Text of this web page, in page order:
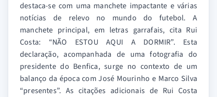
destaca-se com uma manchete impactante e várias
notícias de relevo no mundo do futebol. A
manchete principal, em letras garrafais, cita Rui
Costa: “NÃO ESTOU AQUI A DORMIR”. Esta
declaração, acompanhada de uma fotografia do
presidente do Benfica, surge no contexto de um
balanço da época com José Mourinho e Marco Silva
“presentes”. As citações adicionais de Rui Costa